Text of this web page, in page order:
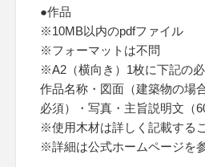
●作品
※10MB以内のpdfファイル
※フォーマットは不問
※A2（横向き）1枚に下記の
作品名称・図面（建築物の場
必須）・写真・主旨説明文（
※使用木材は詳しく記載する
※詳細は公式ホームページを